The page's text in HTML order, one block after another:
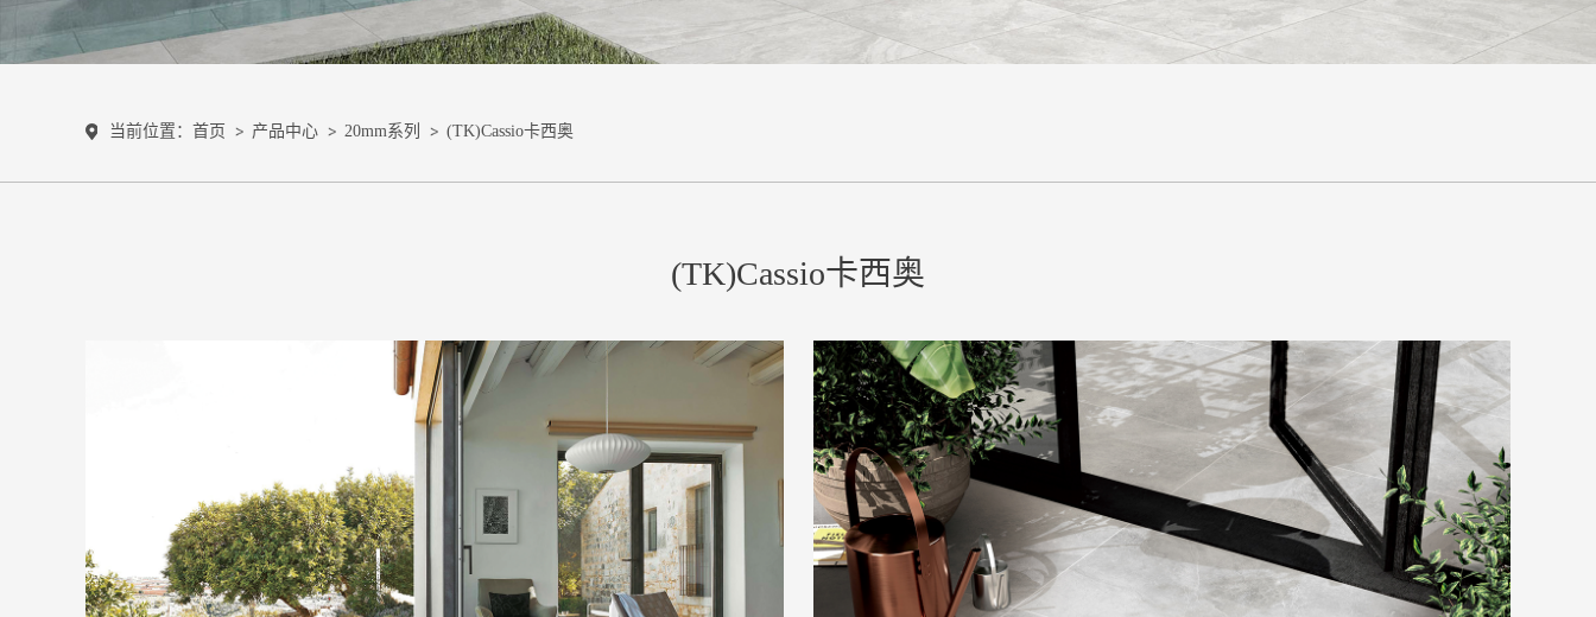
当前位置： 首页 产品中心 20mm系列 (TK)Cassio卡西奥
(TK)Cassio卡西奥